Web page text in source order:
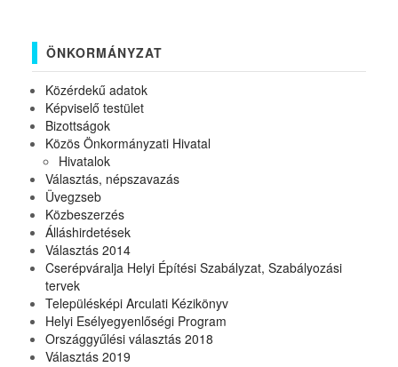
ÖNKORMÁNYZAT
Közérdekű adatok
Képviselő testület
Bizottságok
Közös Önkormányzati Hivatal
Hivatalok
Választás, népszavazás
Üvegzseb
Közbeszerzés
Álláshirdetések
Választás 2014
Cserépváralja Helyi Építési Szabályzat, Szabályozási
tervek
Településképi Arculati Kézikönyv
Helyi Esélyegyenlőségi Program
Országgyűlési választás 2018
Választás 2019